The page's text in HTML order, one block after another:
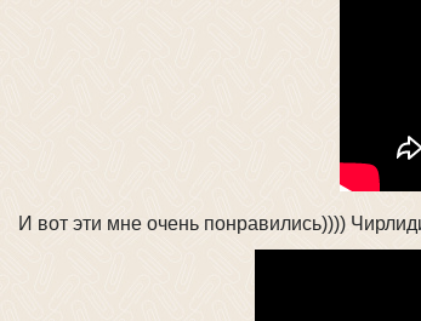
И вот эти мне очень понравились))))